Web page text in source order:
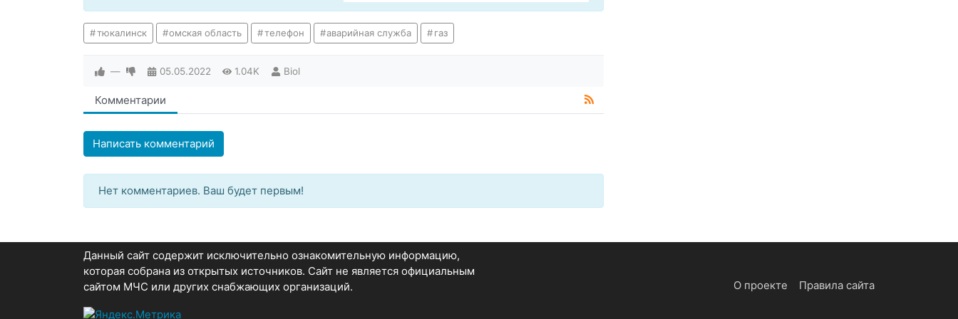
тюкалинск омская область телефон аварийная служба газ
— 05.05.2022 1.04K Biol
Комментарии
Написать комментарий
Нет комментариев. Ваш будет первым!
Данный сайт содержит исключительно ознакомительную информацию,
которая собрана из открытых источников. Сайт не является официальным
сайтом МЧС или других снабжающих организаций.
О проекте Правила сайта